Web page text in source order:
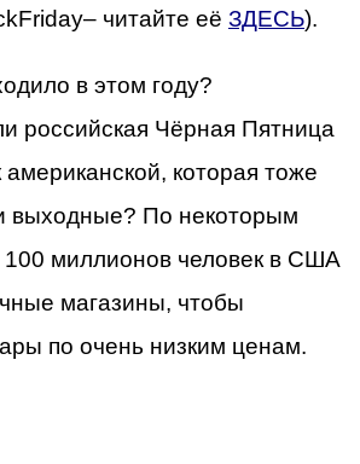
читайте её ЗДЕСЬ).
в этом году?
российская Чёрная Пятница
которая тоже
выходные? По некоторым
миллионов человек в США
магазины, чтобы
по очень низким ценам.